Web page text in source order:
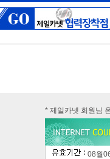
* 제일카넷 회원님
08월